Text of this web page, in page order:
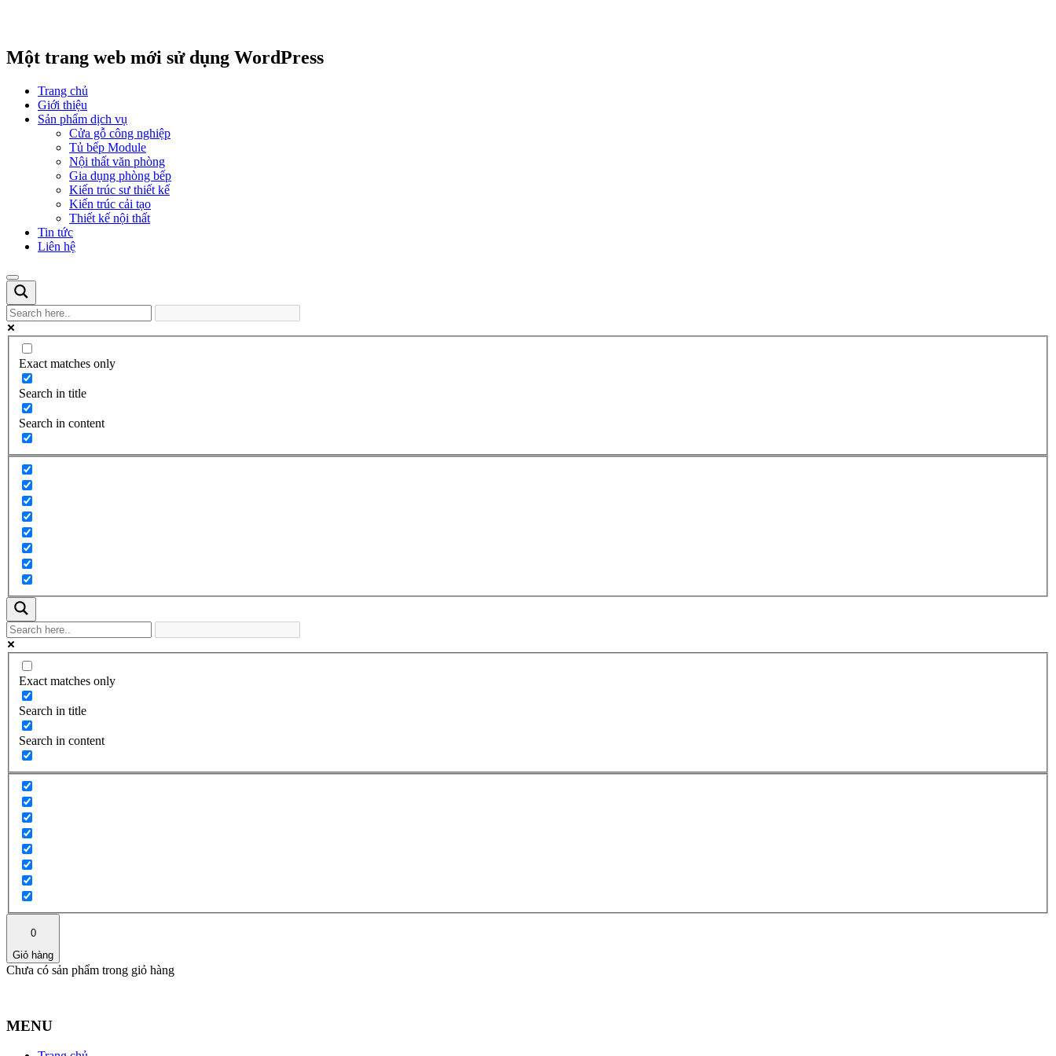
Một trang web mới sử dụng WordPress
Trang chủ
Giới thiệu
Sản phẩm dịch vụ
Cửa gỗ công nghiệp
Tủ bếp Module
Nội thất văn phòng
Gia dụng phòng bếp
Kiến trúc sư thiết kế
Kiến trúc cải tạo
Thiết kế nội thất
Tin tức
Liên hệ
Exact matches only
Search in title
Search in content
Exact matches only
Search in title
Search in content
0
Giỏ hàng
Chưa có sản phẩm trong giỏ hàng
MENU